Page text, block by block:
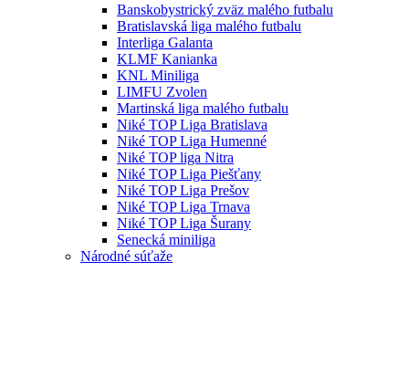
Banskobystrický zväz malého futbalu
Bratislavská liga malého futbalu
Interliga Galanta
KLMF Kanianka
KNL Miniliga
LIMFU Zvolen
Martinská liga malého futbalu
Niké TOP Liga Bratislava
Niké TOP Liga Humenné
Niké TOP liga Nitra
Niké TOP Liga Piešťany
Niké TOP Liga Prešov
Niké TOP Liga Trnava
Niké TOP Liga Šurany
Senecká miniliga
Národné súťaže